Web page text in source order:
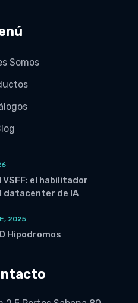
Somos
el habilitador
datacenter de IA
2025
Hipodromos